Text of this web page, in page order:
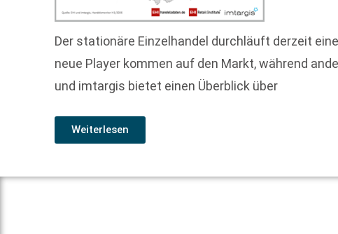
Der stationäre Einzelhandel durchläuft derzeit
neue Player kommen auf den Markt, während
und imtargis bietet einen Überblick über
Weiterlesen